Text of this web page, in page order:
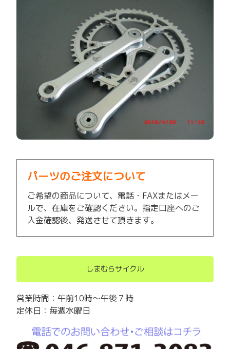
パーツのご注文について
ご希望の商品について、電話・FAXまたはメー
ルで、在庫をご確認ください。指定口座へのご
入金確認後、発送させて頂きます。
しまむらサイクル
営業時間：午前10時～午後７時
定休日：毎週水曜日